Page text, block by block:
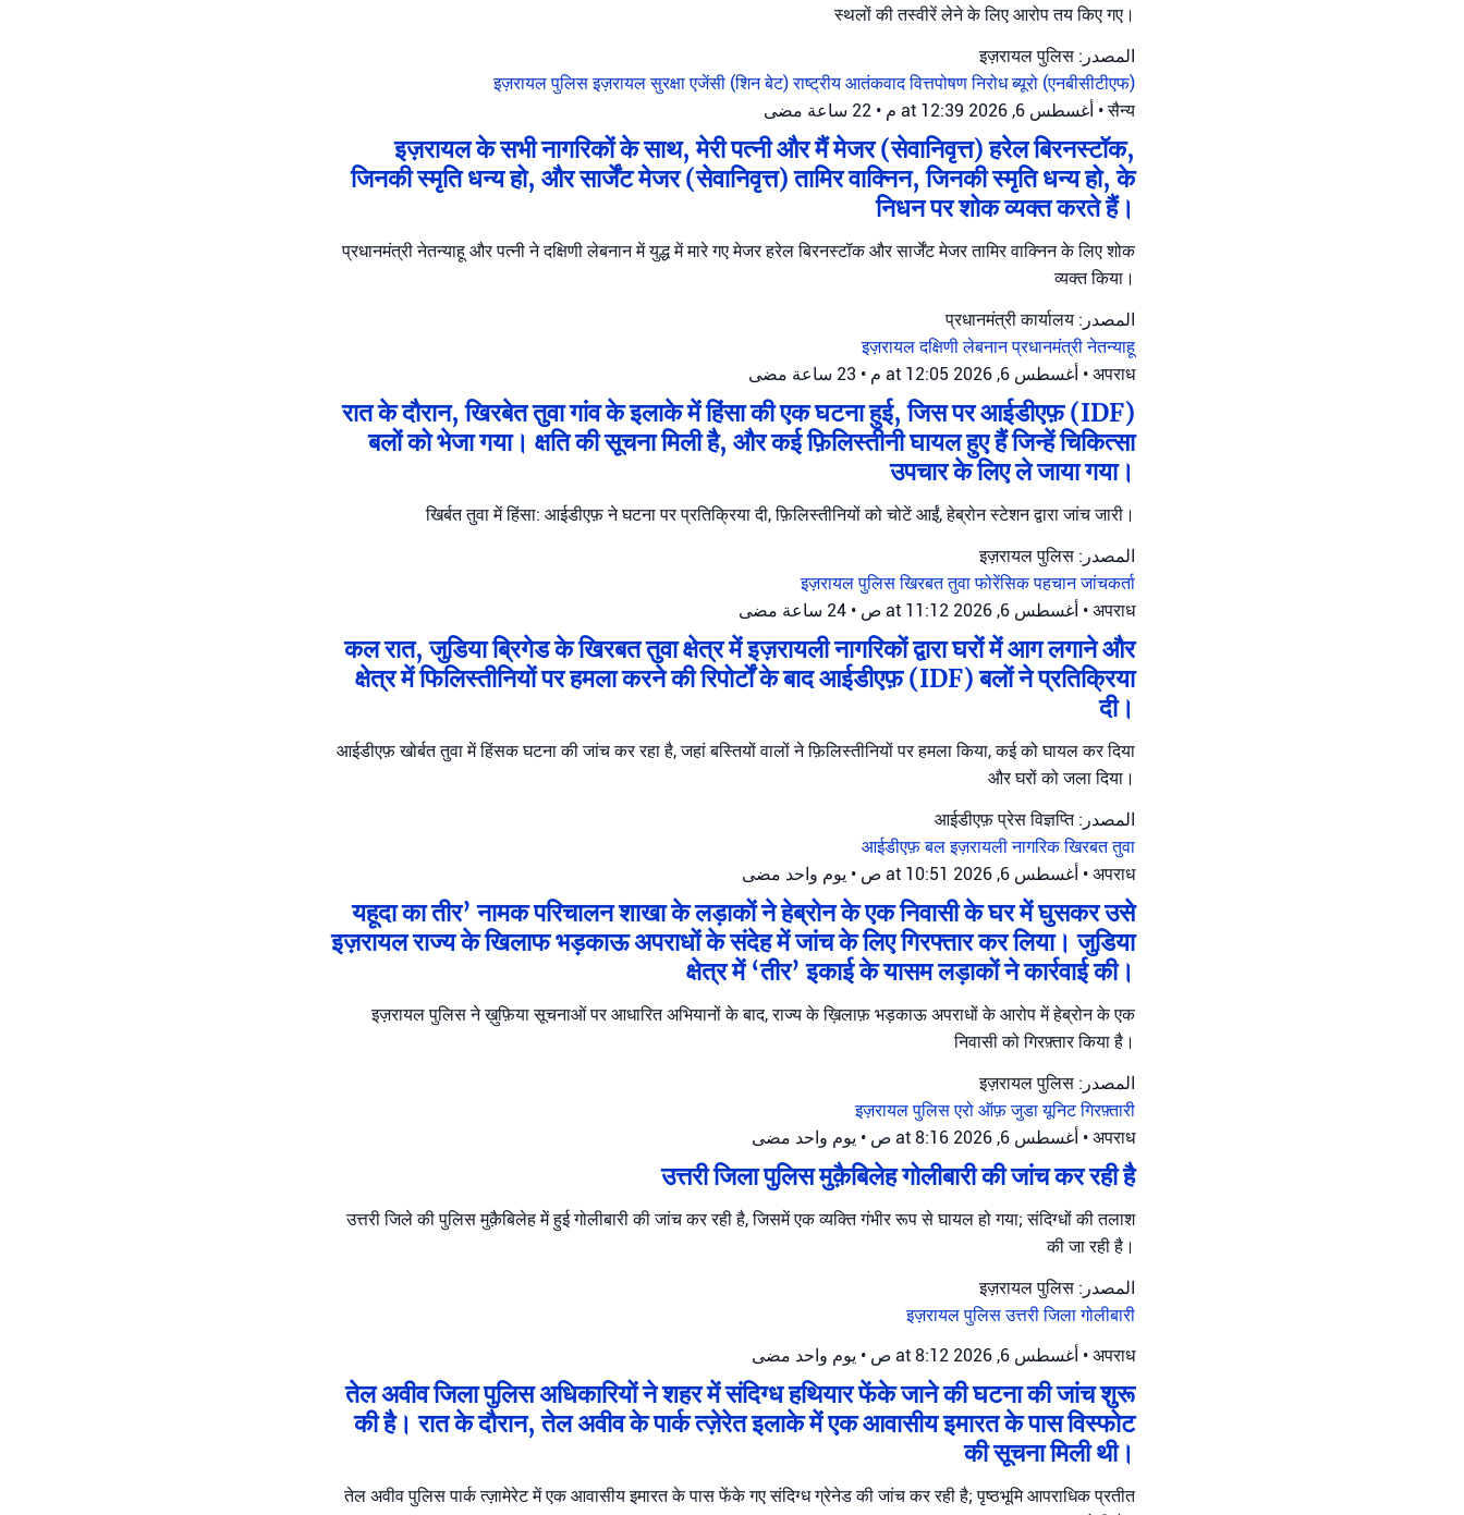
स्थलों की तस्वीरें लेने के लिए आरोप तय किए गए।
المصدر: इज़रायल पुलिस
इज़रायल पुलिसइज़रायल सुरक्षा एजेंसी (शिन बेट)राष्ट्रीय आतंकवाद वित्तपोषण निरोध ब्यूरो (एनबीसीटीएफ)
सैन्य
• أغسطس 6, 2026 at 12:39 م • 22 ساعة مضى
इज़रायल के सभी नागरिकों के साथ, मेरी पत्नी और मैं मेजर (सेवानिवृत्त) हरेल बिरनस्टॉक,
जिनकी स्मृति धन्य हो, और सार्जेंट मेजर (सेवानिवृत्त) तामिर वाक्निन, जिनकी स्मृति धन्य हो, के
निधन पर शोक व्यक्त करते हैं।
प्रधानमंत्री नेतन्याहू और पत्नी ने दक्षिणी लेबनान में युद्ध में मारे गए मेजर हरेल बिरनस्टॉक और सार्जेंट मेजर तामिर वाक्निन के लिए शोक
व्यक्त किया।
المصدر: प्रधानमंत्री कार्यालय
इज़रायलदक्षिणी लेबनानप्रधानमंत्री नेतन्याहू
अपराध
• أغسطس 6, 2026 at 12:05 م • 23 ساعة مضى
रात के दौरान, खिरबेत तुवा गांव के इलाके में हिंसा की एक घटना हुई, जिस पर आईडीएफ़ (IDF)
बलों को भेजा गया। क्षति की सूचना मिली है, और कई फ़िलिस्तीनी घायल हुए हैं जिन्हें चिकित्सा
उपचार के लिए ले जाया गया।
खिर्बत तुवा में हिंसा: आईडीएफ़ ने घटना पर प्रतिक्रिया दी, फ़िलिस्तीनियों को चोटें आईं, हेब्रोन स्टेशन द्वारा जांच जारी।
المصدر: इज़रायल पुलिस
इज़रायल पुलिसखिरबत तुवाफोरेंसिक पहचान जांचकर्ता
अपराध
• أغسطس 6, 2026 at 11:12 ص • 24 ساعة مضى
कल रात, जुडिया ब्रिगेड के खिरबत तुवा क्षेत्र में इज़रायली नागरिकों द्वारा घरों में आग लगाने और
क्षेत्र में फिलिस्तीनियों पर हमला करने की रिपोर्टों के बाद आईडीएफ़ (IDF) बलों ने प्रतिक्रिया
दी।
आईडीएफ़ खोर्बत तुवा में हिंसक घटना की जांच कर रहा है, जहां बस्तियों वालों ने फ़िलिस्तीनियों पर हमला किया, कई को घायल कर दिया
और घरों को जला दिया।
المصدر: आईडीएफ़ प्रेस विज्ञप्ति
आईडीएफ़ बलइज़रायली नागरिकखिरबत तुवा
अपराध
• أغسطس 6, 2026 at 10:51 ص • يوم واحد مضى
यहूदा का तीर’ नामक परिचालन शाखा के लड़ाकों ने हेब्रोन के एक निवासी के घर में घुसकर उसे
इज़रायल राज्य के खिलाफ भड़काऊ अपराधों के संदेह में जांच के लिए गिरफ्तार कर लिया। जुडिया
क्षेत्र में ‘तीर’ इकाई के यासम लड़ाकों ने कार्रवाई की।
इज़रायल पुलिस ने ख़ुफ़िया सूचनाओं पर आधारित अभियानों के बाद, राज्य के ख़िलाफ़ भड़काऊ अपराधों के आरोप में हेब्रोन के एक
निवासी को गिरफ़्तार किया है।
المصدر: इज़रायल पुलिस
इज़रायल पुलिसएरो ऑफ़ जुडा यूनिटगिरफ़्तारी
अपराध
• أغسطس 6, 2026 at 8:16 ص • يوم واحد مضى
उत्तरी जिला पुलिस मुक़ैबिलेह गोलीबारी की जांच कर रही है
उत्तरी जिले की पुलिस मुक़ैबिलेह में हुई गोलीबारी की जांच कर रही है, जिसमें एक व्यक्ति गंभीर रूप से घायल हो गया; संदिग्धों की तलाश
की जा रही है।
المصدر: इज़रायल पुलिस
इज़रायल पुलिसउत्तरी जिलागोलीबारी
अपराध
• أغسطس 6, 2026 at 8:12 ص • يوم واحد مضى
तेल अवीव जिला पुलिस अधिकारियों ने शहर में संदिग्ध हथियार फेंके जाने की घटना की जांच शुरू
की है। रात के दौरान, तेल अवीव के पार्क त्ज़ेरेत इलाके में एक आवासीय इमारत के पास विस्फोट
की सूचना मिली थी।
तेल अवीव पुलिस पार्क त्ज़ामेरेट में एक आवासीय इमारत के पास फेंके गए संदिग्ध ग्रेनेड की जांच कर रही है; पृष्ठभूमि आपराधिक प्रतीत